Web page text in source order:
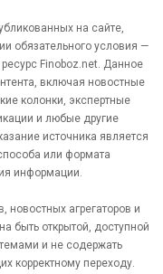
на сайте,
обязательного условия —
Finoboz.net. Данное
включая новостные
колонки, экспертные
и любые другие
источника является
или формата
информации.
новостных агрегаторов и
быть открытой, доступной
и не содержать
корректному переходу.